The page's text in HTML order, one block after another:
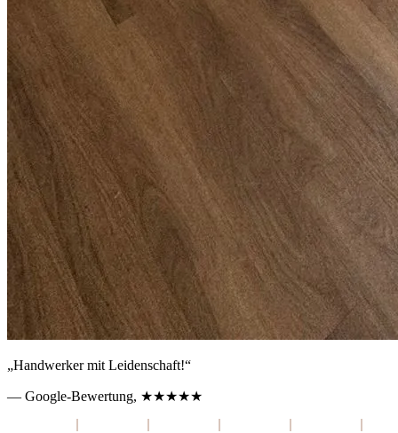
„Handwerker mit Leidenschaft!“
— Google-Bewertung, ★★★★★